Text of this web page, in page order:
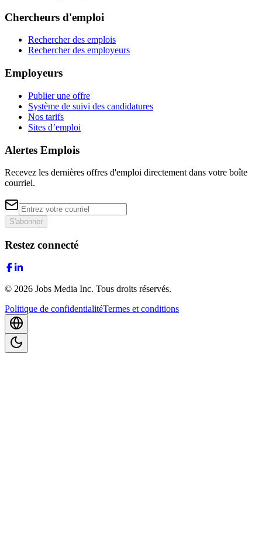
Chercheurs d'emploi
Rechercher des emplois
Rechercher des employeurs
Employeurs
Publier une offre
Système de suivi des candidatures
Nos tarifs
Sites d’emploi
Alertes Emplois
Recevez les dernières offres d'emploi directement dans votre boîte
courriel.
S'abonner
Restez connecté
© 2026 Jobs Media Inc. Tous droits réservés.
Politique de confidentialitéTermes et conditions